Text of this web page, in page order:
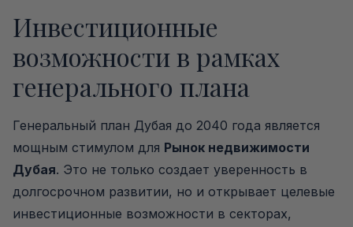
Инвестиционные
возможности в рамках
генерального плана
Генеральный план Дубая до 2040 года является
мощным стимулом для Рынок недвижимости
Дубая. Это не только создает уверенность в
долгосрочном развитии, но и открывает целевые
инвестиционные возможности в секторах,